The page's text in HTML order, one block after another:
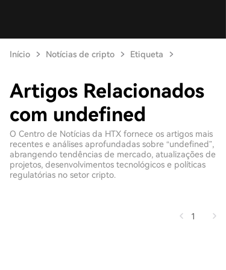
Início Notícias de cripto Etiqueta
Artigos Relacionados
com undefined
O Centro de Notícias da HTX fornece os artigos mais
recentes e análises aprofundadas sobre “undefined”,
abrangendo tendências de mercado, atualizações de
projetos, desenvolvimentos tecnológicos e políticas
regulatórias no setor cripto.
1